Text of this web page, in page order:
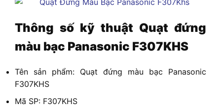
Thông số kỹ thuật Quạt đứng
màu bạc Panasonic F307KHS
Tên sản phẩm: Quạt đứng màu bạc Panasonic
F307KHS
Mã SP: F307KHS